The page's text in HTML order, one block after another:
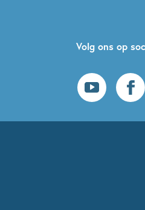
Volg ons op